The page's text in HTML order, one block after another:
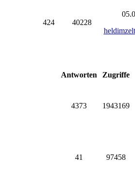
424 40228
heldimzelt
Antworten Zugriffe
4373 1943169
41 97458